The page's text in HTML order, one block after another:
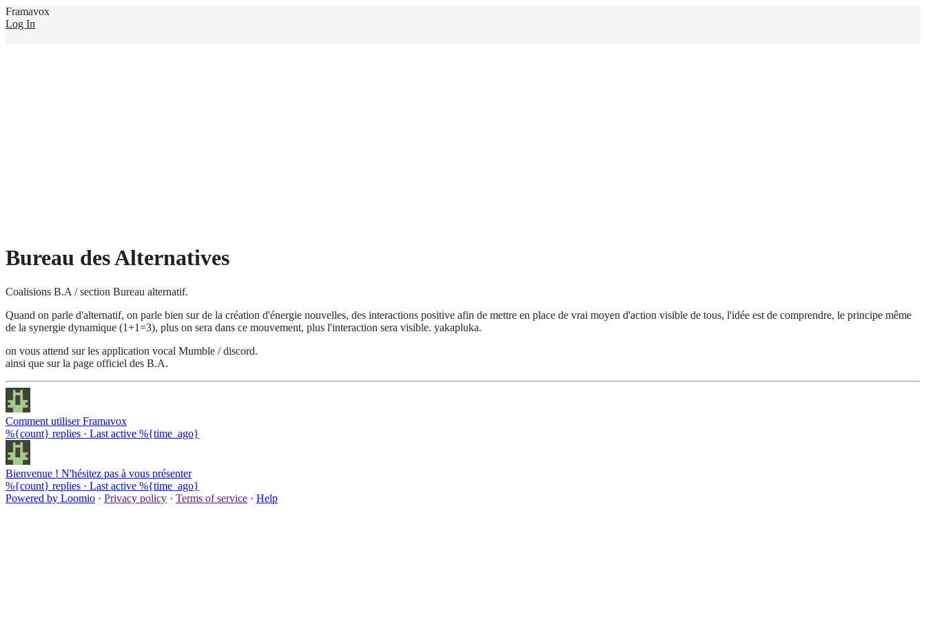
Framavox
Log In
Bureau des Alternatives
Coalisions B.A / section Bureau alternatif.
Quand on parle d'alternatif, on parle bien sur de la création d'énergie nouvelles, des interactions positive afin de mettre en place de vrai moyen d'action visible de tous, l'idée est de comprendre, le principe même
de la synergie dynamique (1+1=3), plus on sera dans ce mouvement, plus l'interaction sera visible. yakapluka.
on vous attend sur les application vocal Mumble / discord.
ainsi que sur la page officiel des B.A.
Comment utiliser Framavox
%{count} replies · Last active %{time_ago}
Bienvenue ! N'hésitez pas à vous présenter
%{count} replies · Last active %{time_ago}
Powered by Loomio · Privacy policy · Terms of service · Help